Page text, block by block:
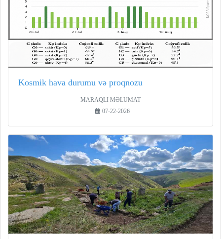
Kosmik hava durumu və proqnozu
MARAQLI MƏLUMAT
07-22-2026